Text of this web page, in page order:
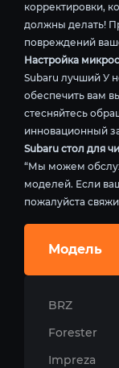
корректировки,
должны делать!
повреждений
Настройка
Subaru лучший У
обеспечить вам
стесняйтесь
инновационный
Subaru стол для
“Мы можем
моделей. Если
пожалуйста
Модель
BRZ
Forester
Impreza